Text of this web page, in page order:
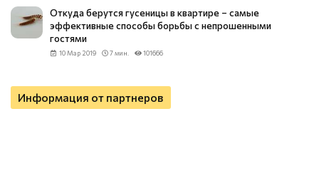
Откуда берутся гусеницы в квартире – самые
эффективные способы борьбы с непрошенными
гостями
10 Мар 2019 7 мин. 101666
Информация от партнеров